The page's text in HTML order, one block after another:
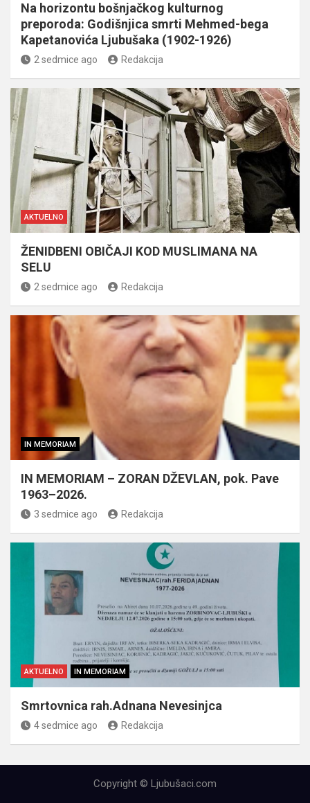
Na horizontu bošnjačkog kulturnog
preporoda: Godišnjica smrti Mehmed-bega
Kapetanovića Ljubušaka (1902-1926)
2 sedmice ago Redakcija
AKTUELNO
ŽENIDBENI OBIČAJI KOD MUSLIMANA NA
SELU
2 sedmice ago Redakcija
IN MEMORIAM
IN MEMORIAM – ZORAN DŽEVLAN, pok. Pave
1963–2026.
3 sedmice ago Redakcija
AKTUELNO IN MEMORIAM
Smrtovnica rah.Adnana Nevesinjca
4 sedmice ago Redakcija
Copyright © Ljubušaci.com